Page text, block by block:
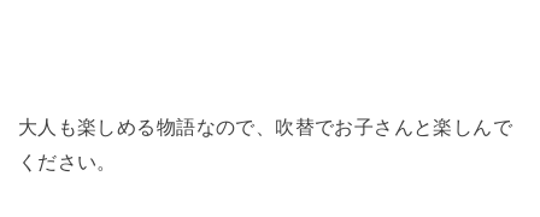
大人も楽しめる物語なので、吹替でお子さんと楽しんで
ください。